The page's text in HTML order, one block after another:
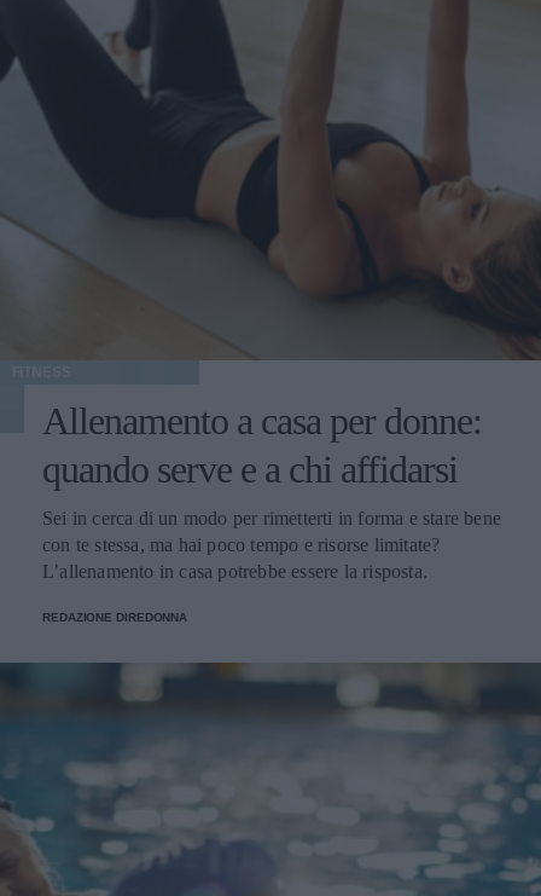
Allenamento a casa per donne:
quando serve e a chi affidarsi
Sei in cerca di un modo per rimetterti in forma e stare bene
con te stessa, ma hai poco tempo e risorse limitate?
L’allenamento in casa potrebbe essere la risposta.
REDAZIONE DIREDONNA